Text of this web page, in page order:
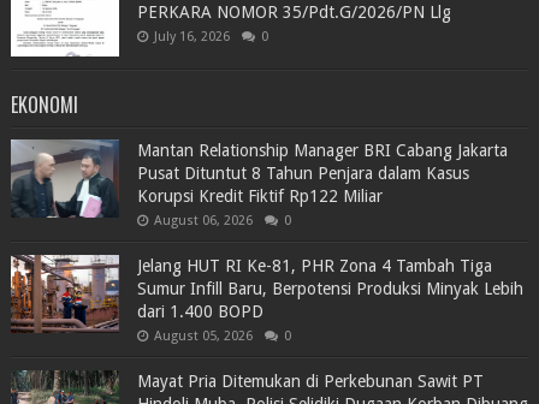
PERKARA NOMOR 35/Pdt.G/2026/PN Llg
July 16, 2026 0
EKONOMI
Mantan Relationship Manager BRI Cabang Jakarta
Pusat Dituntut 8 Tahun Penjara dalam Kasus
Korupsi Kredit Fiktif Rp122 Miliar
August 06, 2026 0
Jelang HUT RI Ke-81, PHR Zona 4 Tambah Tiga
Sumur Infill Baru, Berpotensi Produksi Minyak Lebih
dari 1.400 BOPD
August 05, 2026 0
Mayat Pria Ditemukan di Perkebunan Sawit PT